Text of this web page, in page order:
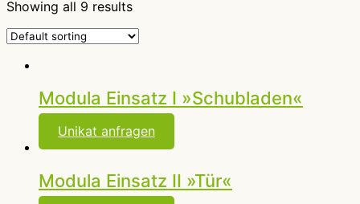
Showing all 9 results
Modula Einsatz I »Schubladen«
Unikat anfragen
Modula Einsatz II »Tür«